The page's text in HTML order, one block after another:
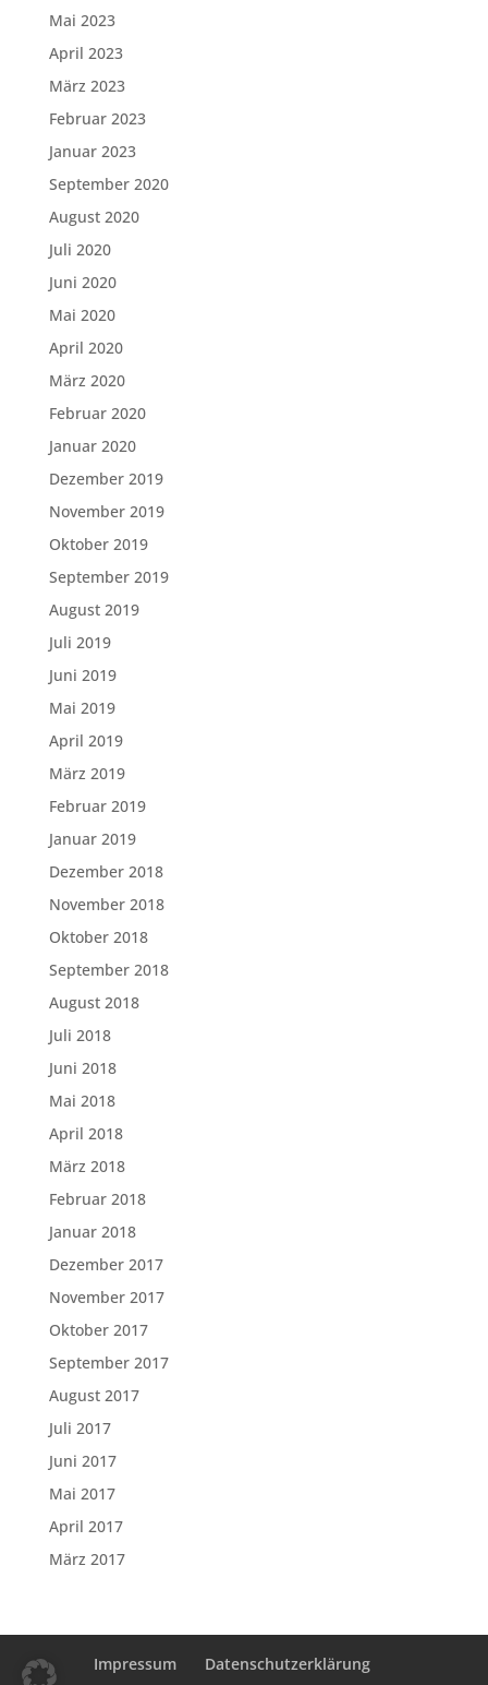
Mai 2023
April 2023
März 2023
Februar 2023
Januar 2023
September 2020
August 2020
Juli 2020
Juni 2020
Mai 2020
April 2020
März 2020
Februar 2020
Januar 2020
Dezember 2019
November 2019
Oktober 2019
September 2019
August 2019
Juli 2019
Juni 2019
Mai 2019
April 2019
März 2019
Februar 2019
Januar 2019
Dezember 2018
November 2018
Oktober 2018
September 2018
August 2018
Juli 2018
Juni 2018
Mai 2018
April 2018
März 2018
Februar 2018
Januar 2018
Dezember 2017
November 2017
Oktober 2017
September 2017
August 2017
Juli 2017
Juni 2017
Mai 2017
April 2017
März 2017
Impressum Datenschutzerklärung